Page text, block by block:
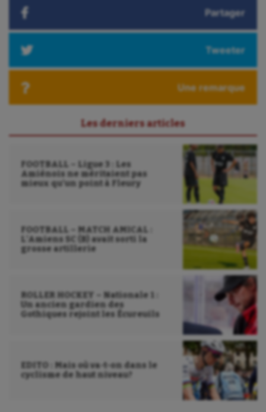
Partager
Tweeter
Une remarque
Les derniers articles
FOOTBALL – Ligue 3 : Les
Amiénois ne méritaient pas
mieux qu’un point à Fleury
FOOTBALL – MATCH AMICAL :
L’Amiens SC (B) avait sorti la
grosse artillerie
ROLLER HOCKEY – Nationale 1 :
Un ancien gardien des
Gothiques rejoint les Écureuils
EDITO : Mais où va-t-on dans le
cyclisme de haut niveau?